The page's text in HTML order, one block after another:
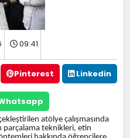
09:41
Pinterest Linkedin
atölye çalışmasında
parçalama teknikleri, etin